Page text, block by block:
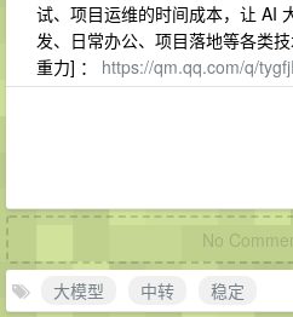
试、项目运维的时间成本，让 AI
发、日常办公、项目落地等各类
重力] ： https://qm.qq.com/q/
No
大模型 中转
稳定